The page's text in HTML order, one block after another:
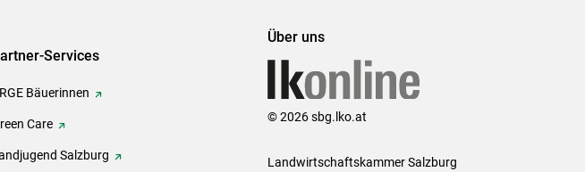
Services
Bäuerinnen
Care
Salzburg
Über uns
© 2026 sbg.lko.at
Landwirtschaftskammer Salzburg